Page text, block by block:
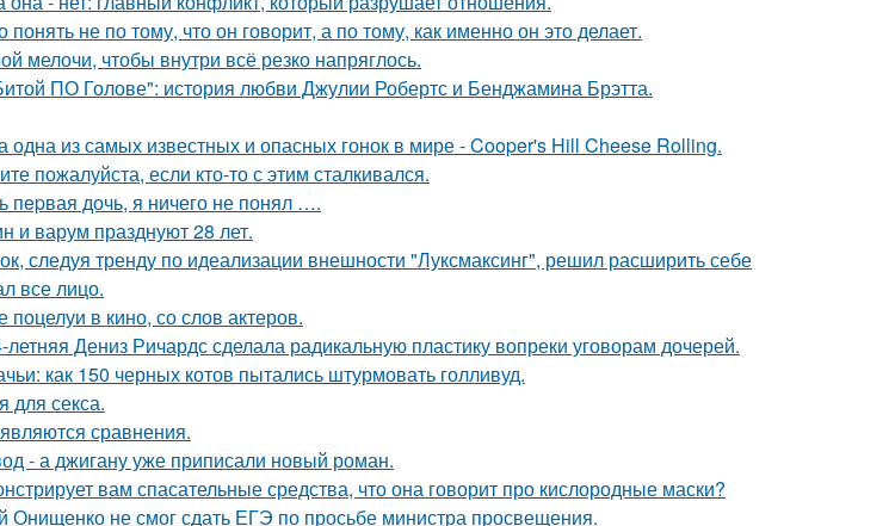
не по тому, что он говорит, а по тому, как именно он это делает.
мелочи, чтобы внутри всё резко напряглось.
ПО Голове": история любви Джулии Робертс и Бенджамина Брэтта.
одна из самых известных и опасных гонок в мире - Cooper's Hill Cheese Rolling.
пожалуйста, если кто-то с этим сталкивался.
пepвая дочь, я ничего не понял ….
и варум празднуют 28 лет.
следуя тренду по идеализации внешности "Луксмаксинг", решил расширить себе
все лицо.
в кино, со слов актеров.
Дениз Ричардс сделала радикальную пластику вопреки уговорам дочерей.
как 150 черных котов пытались штурмовать голливуд.
для секса.
сравнения.
- а джигану уже приписали новый роман.
вам спасательные средства, что она говорит про кислородные маски?
Онищенко не смог сдать ЕГЭ по просьбе министра просвещения.